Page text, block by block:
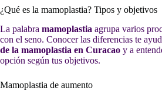
¿Qué es la mamoplastia? Tipos y objetivos
La palabra mamoplastia agrupa varios
con el seno. Conocer las diferencias te
de la mamoplastia en Curacao y a
opción según tus objetivos.
Mamoplastia de aumento